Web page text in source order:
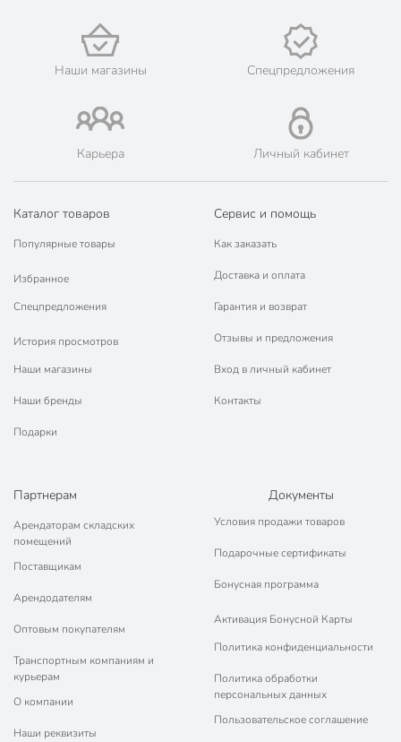
Наши магазины Спецпредложения
Карьера Личный кабинет
Каталог товаров
Популярные товары
Избранное
Спецпредложения
История просмотров
Наши магазины
Наши бренды
Подарки
Сервис и помощь
Как заказать
Доставка и оплата
Гарантия и возврат
Отзывы и предложения
Вход в личный кабинет
Контакты
Партнерам
Арендаторам складских
помещений
Поставщикам
Арендодателям
Оптовым покупателям
Транспортным компаниям и
курьерам
О компании
Наши реквизиты
Документы
Условия продажи товаров
Подарочные сертификаты
Бонусная программа
Активация Бонусной Карты
Политика конфиденциальности
Политика обработки
персональных данных
Пользовательское соглашение